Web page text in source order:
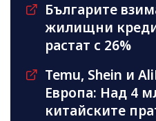
Българите
жилищни
растат с 26%
Temu, Shein и
Европа: Над 4
китайските